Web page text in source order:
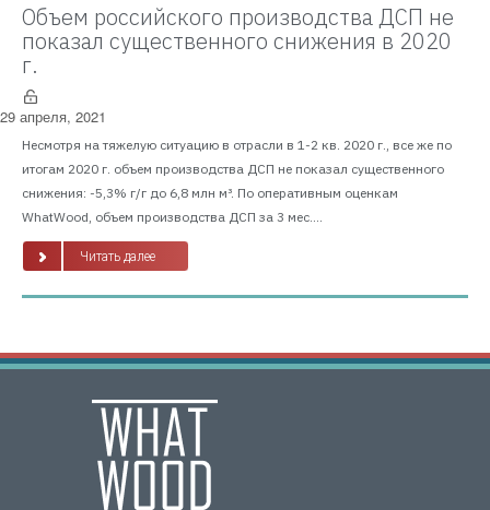
Объем российского производства ДСП не
показал существенного снижения в 2020
г.
29 апреля, 2021
Несмотря на тяжелую ситуацию в отрасли в 1-2 кв. 2020 г., все же по
итогам 2020 г. объем производства ДСП не показал существенного
снижения: -5,3% г/г до 6,8 млн м³. По оперативным оценкам
WhatWood, объем производства ДСП за 3 мес....
Читать далее